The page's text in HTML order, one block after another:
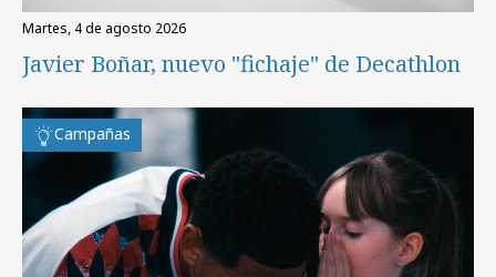
martes, 4 de agosto 2026
Javier Boñar, nuevo "fichaje" de Decathlon
Campañas